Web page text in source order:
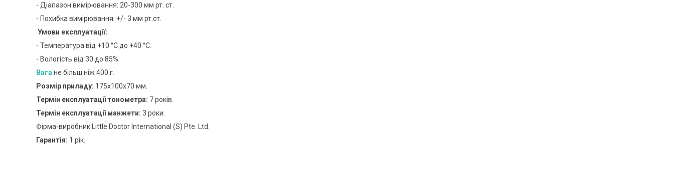
- Діапазон вимірювання: 20-300 мм рт. ст.
- Похибка вимірювання: +/- 3 мм рт.ст.
Умови експлуатації:
- Температура від +10 °C до +40 °C.
- Вологість від 30 до 85%.
Вага не більш ніж 400 г.
Розмір приладу: 175х100х70 мм.
Термін експлуатації тонометра: 7 років.
Термін експлуатації манжети: 3 роки.
Фірма-виробник Little Doctor International (S) Pte. Ltd.
Гарантія: 1 рік.